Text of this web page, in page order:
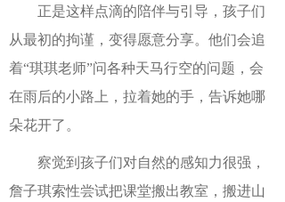
正是这样点滴的陪伴与引导，孩子们
从最初的拘谨，变得愿意分享。他们会追
着“琪琪老师”问各种天马行空的问题，会
在雨后的小路上，拉着她的手，告诉她哪
朵花开了。
察觉到孩子们对自然的感知力很强，
詹子琪索性尝试把课堂搬出教室，搬进山